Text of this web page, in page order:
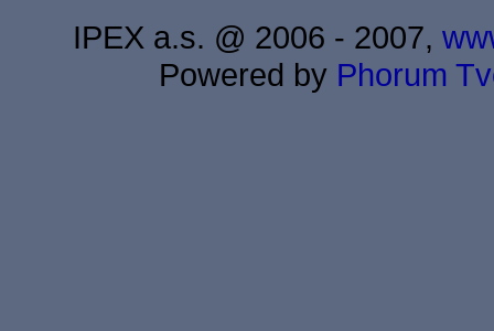
IPEX a.s. @ 2006 - 2007,
Powered by Phorum